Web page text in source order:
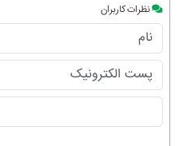
نظرات کاربران